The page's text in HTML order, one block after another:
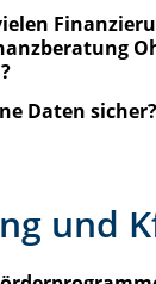
Daten
und